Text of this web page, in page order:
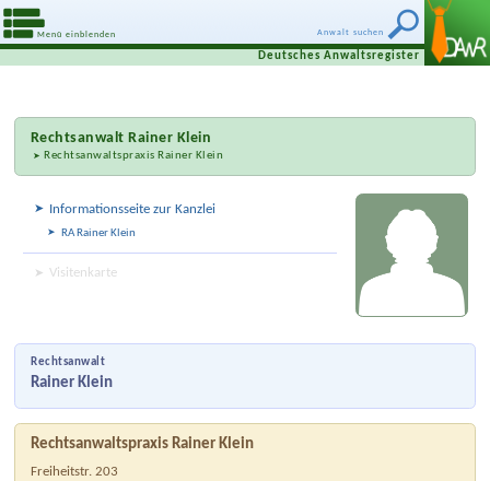
Anwalt suchen
Menü einblenden
Deutsches Anwaltsregister
RechtsanwaltRainer Klein
Rechtsanwaltspraxis Rainer Klein
Informationsseite zur Kanzlei
RA Rainer Klein
Visitenkarte
Rechtsanwalt
Rainer Klein
Rechtsanwaltspraxis Rainer Klein
Freiheitstr. 203